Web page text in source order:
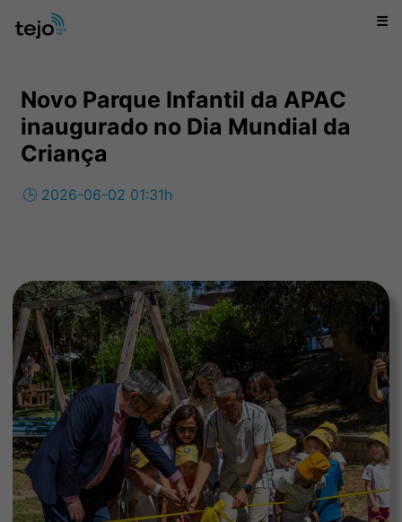
☰
Novo Parque Infantil da APAC
inaugurado no Dia Mundial da
Criança
🕒 2026-06-02 01:31h